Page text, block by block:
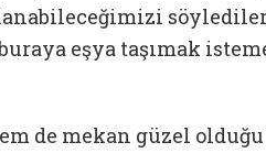
eşya taşımak
de mekan güzel